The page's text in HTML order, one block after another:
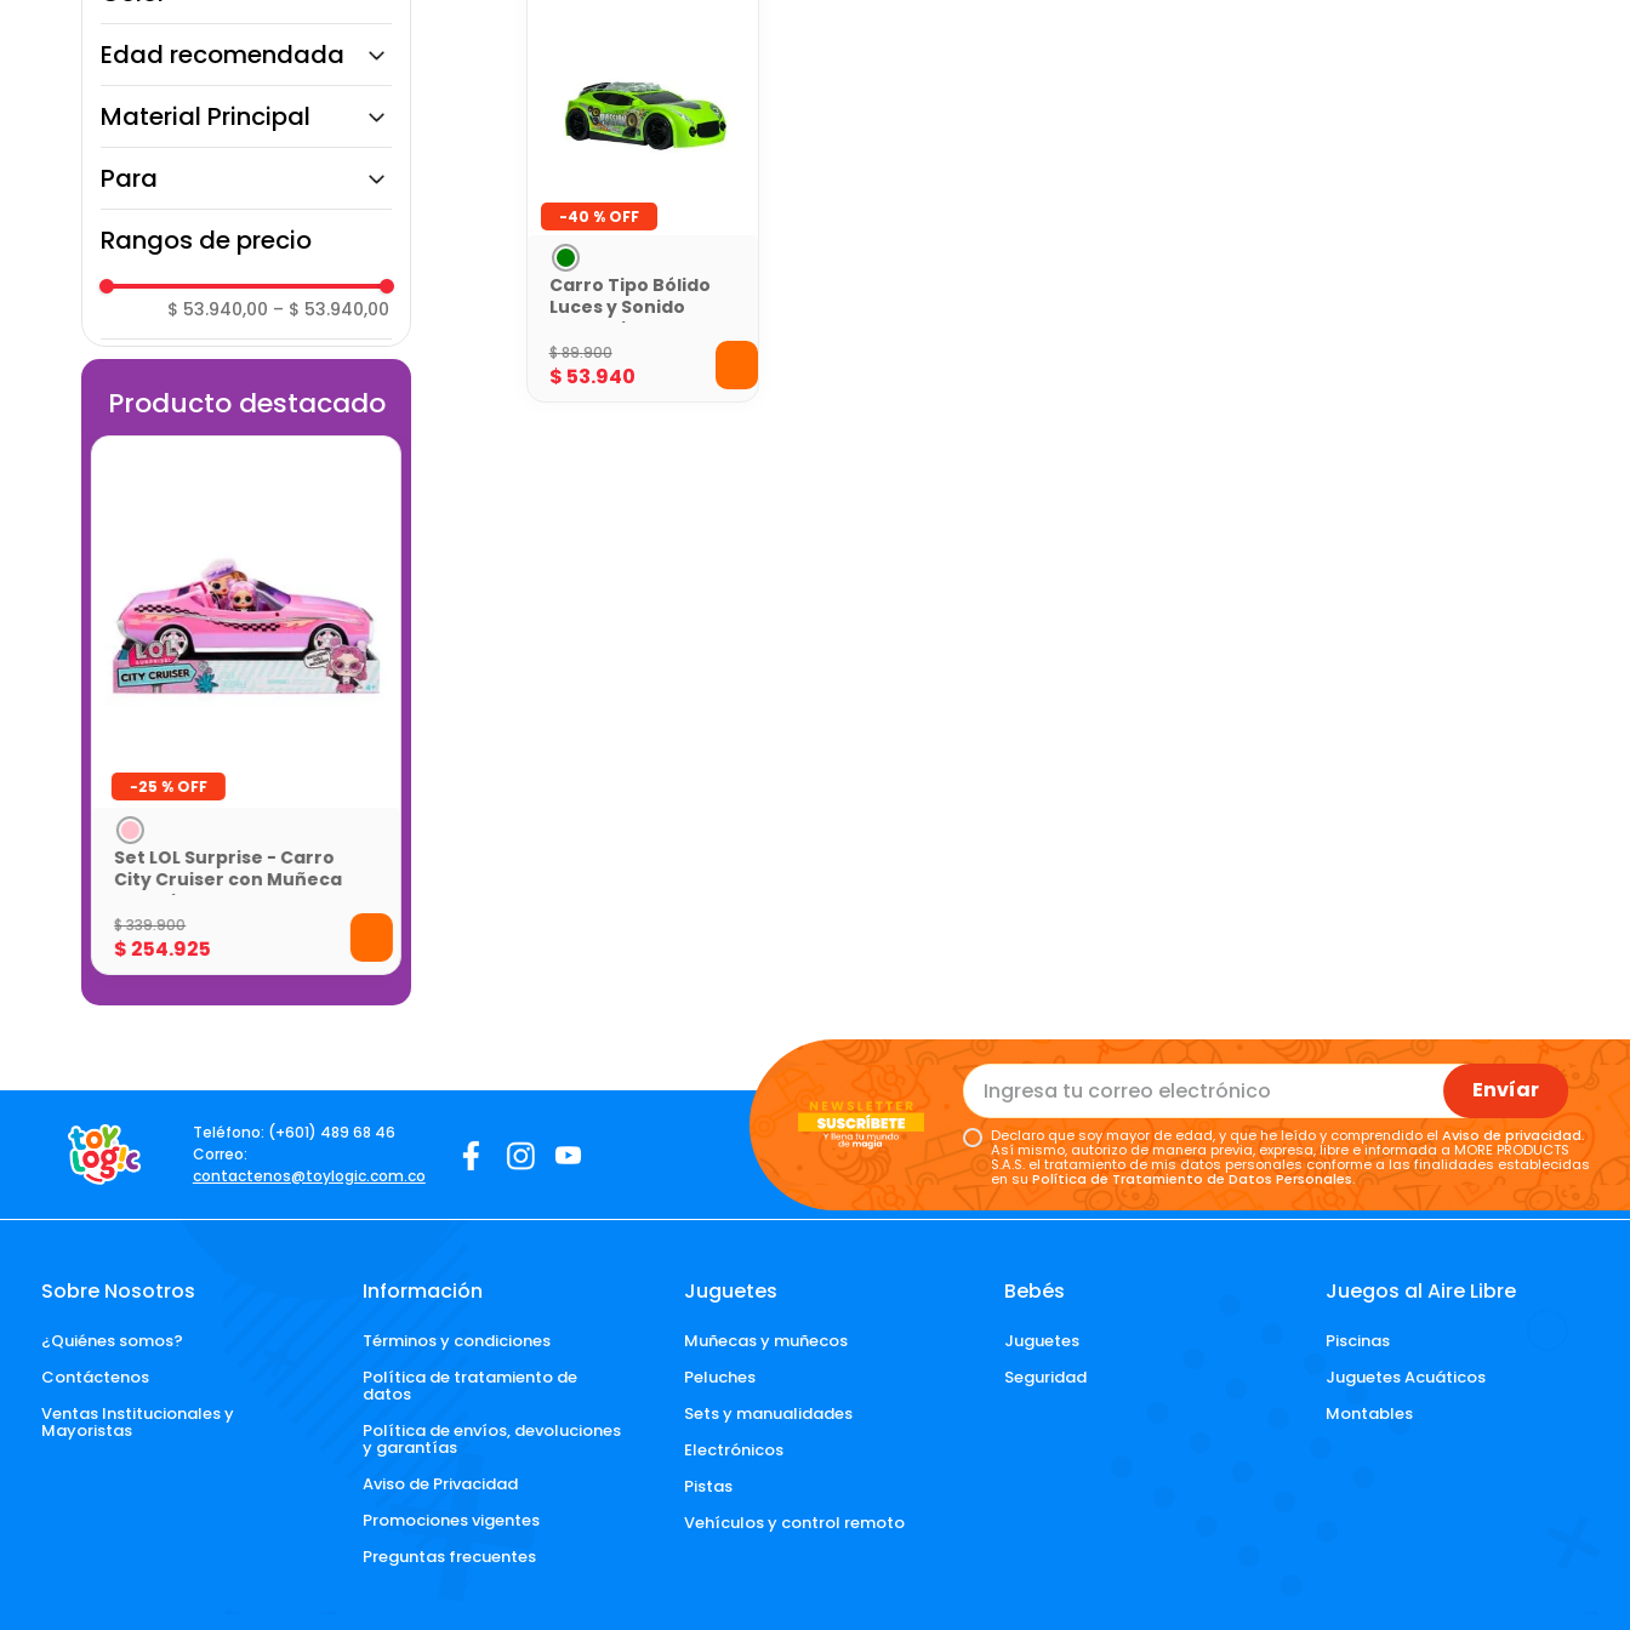
Edad recomendada
3 a 5 años
Material Principal
Para
Rangos de precio
$ 53.940,00 – $ 53.940,00
Producto destacado
-25 %
Set LOL Surprise - Carro
City Cruiser con Muñeca
Exclusiva
$339.900
$254.925
-40 %
Carro Tipo Bólido
Luces y Sonido
Toy Logic
$89.900
$ 53.940
Teléfono: (+601) 489 68 46
Correo:
contactenos@toylogic.com.co
Envíar
Declaro que soy mayor de edad, y que he leído y comprendido elAviso de privacidad.
Así mismo, autorizo de manera previa, expresa, libre e informada a MORE PRODUCTS
S.A.S. el tratamiento de mis datos personales conforme a las finalidades establecidas
en suPolítica de Tratamiento de Datos Personales.
Sobre Nosotros
¿Quiénes somos?
Contáctenos
Ventas Institucionales y
Mayoristas
Información
Términos y condiciones
Política de tratamiento de
datos
Política de envíos, devoluciones
y garantías
Aviso de Privacidad
Promociones vigentes
Preguntas frecuentes
Juguetes
Muñecas y muñecos
Peluches
Sets y manualidades
Electrónicos
Pistas
Vehículos y control remoto
Bebés
Juguetes
Seguridad
Juegos al Aire Libre
Piscinas
Juguetes Acuáticos
Montables
10. bloques